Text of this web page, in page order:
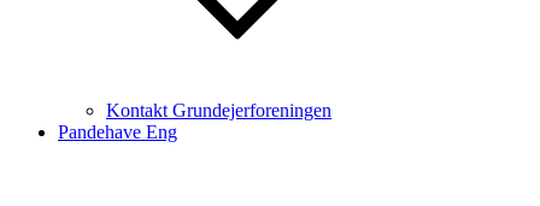
Kontakt Grundejerforeningen
Pandehave Eng